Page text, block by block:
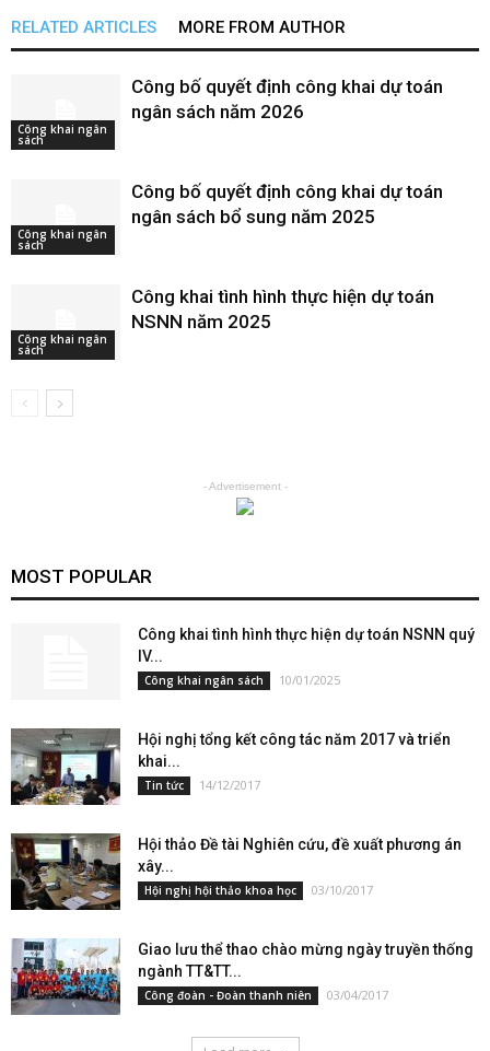
RELATED ARTICLES MORE FROM AUTHOR
Công khai ngân
sách
Công bố quyết định công khai dự toán
ngân sách năm 2026
Công khai ngân
sách
Công bố quyết định công khai dự toán
ngân sách bổ sung năm 2025
Công khai ngân
sách
Công khai tình hình thực hiện dự toán
NSNN năm 2025
- Advertisement -
MOST POPULAR
Công khai tình hình thực hiện dự toán NSNN quý
IV...
Công khai ngân sách 10/01/2025
Hội nghị tổng kết công tác năm 2017 và triển
khai...
Tin tức 14/12/2017
Hội thảo Đề tài Nghiên cứu, đề xuất phương án
xây...
Hội nghị hội thảo khoa học 03/10/2017
Giao lưu thể thao chào mừng ngày truyền thống
ngành TT&TT...
Công đoàn - Đoàn thanh niên 03/04/2017